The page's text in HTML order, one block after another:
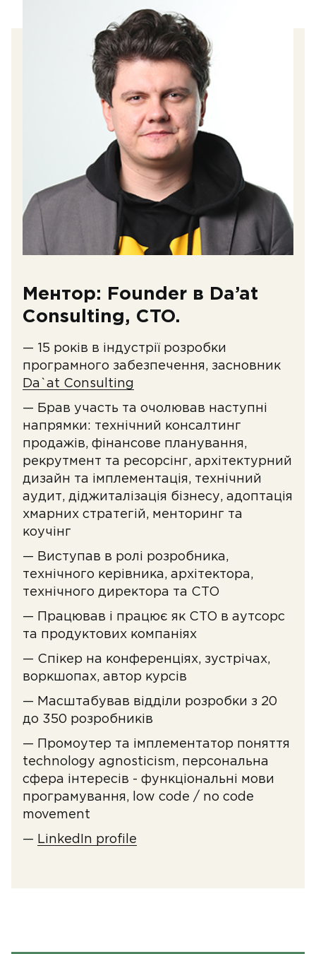
Ментор: Founder в Da’at
Consulting, CTO.
— 15 років в індустрії розробки
програмного забезпечення, засновник
Da`at Consulting
— Брав участь та очолював наступні
напрямки: технічний консалтинг
продажів, фінансове планування,
рекрутмент та ресорсінг, архітектурний
дизайн та імплементація, технічний
аудит, діджиталізація бізнесу, адоптація
хмарних стратегій, менторинг та
коучінг
— Виступав в ролі розробника,
технічного керівника, архітектора,
технічного директора та CTO
— Працював і працює як CTO в аутсорс
та продуктових компаніях
— Спікер на конференціях, зустрічах,
воркшопах, автор курсів
— Масштабував відділи розробки з 20
до 350 розробників
— Промоутер та імплементатор поняття
technology agnosticism, персональна
сфера інтересів - функціональні мови
програмування, low code / no code
movement
— LinkedIn profile